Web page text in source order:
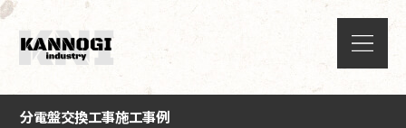
分電盤交換工事施工事例